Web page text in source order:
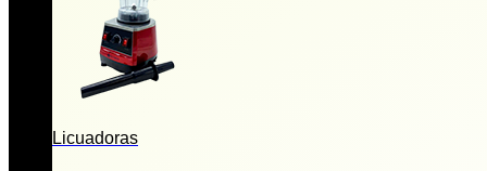
Licuadoras